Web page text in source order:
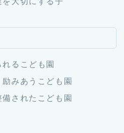
るこども園
みあうこども園
されたこども園